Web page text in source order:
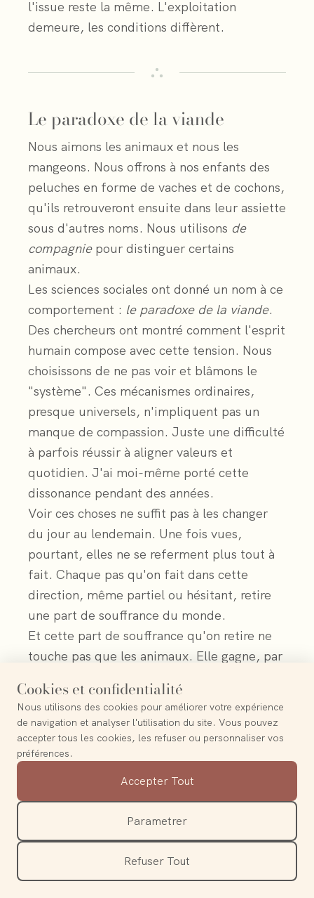
l'issue reste la même. L'exploitation
demeure, les conditions diffèrent.
Le paradoxe de la viande
Nous aimons les animaux et nous les
mangeons. Nous offrons à nos enfants des
peluches en forme de vaches et de cochons,
qu'ils retrouveront ensuite dans leur assiette
sous d'autres noms. Nous utilisons de
compagniepour distinguer certains
animaux.
Les sciences sociales ont donné un nom à ce
comportement : le paradoxe de la viande.
Des chercheurs ont montré comment l'esprit
humain compose avec cette tension. Nous
choisissons de ne pas voir et blâmons le
"système". Ces mécanismes ordinaires,
presque universels, n'impliquent pas un
manque de compassion. Juste une difficulté
à parfois réussir à aligner valeurs et
quotidien. J'ai moi-même porté cette
dissonance pendant des années.
Voir ces choses ne suffit pas à les changer
du jour au lendemain. Une fois vues,
pourtant, elles ne se referment plus tout à
fait. Chaque pas qu'on fait dans cette
direction, même partiel ou hésitant, retire
une part de souffrance du monde.
Et cette part de souffrance qu'on retire ne
touche pas que les animaux. Elle gagne, par
les a abreuvés, les forêts qu'on a abattues
pour les nourrir.
EN RÉSUMÉ
Les animaux d'élevage sont des
êtres sensibles, capables
d'émotions et de liens sociaux
Cookies et confidentialité
Nous utilisons des cookies pour améliorer votre expérience
de navigation et analyser l'utilisation du site. Vous pouvez
accepter tous les cookies, les refuser ou personnaliser vos
préférences.
Accepter Tout
Parametrer
Refuser Tout